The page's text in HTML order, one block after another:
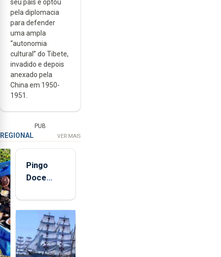
seu país e optou
pela diplomacia
para defender
uma ampla
“autonomia
cultural” do Tibete,
invadido e depois
anexado pela
China em 1950-
1951.
PUB
REGIONAL VER MAIS
Pingo
Doce
quinta-
feira nova
loja em
São
Sebastião